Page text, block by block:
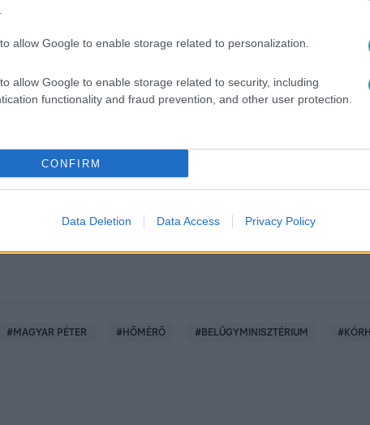
allow Google to enable storage related to personalization.
allow Google to enable storage related to security, including
functionality and fraud prevention, and other user protection.
CONFIRM
Data Deletion Data Access Privacy Policy
legyen a Google-találatokban!
#MAGYAR PÉTER #HŐMÉRŐ #BELÜGYMINISZTÉRIUM #